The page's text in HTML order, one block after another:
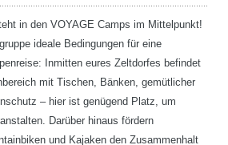
in den VOYAGE Camps im Mittelpunkt!
ideale Bedingungen für eine
Inmitten eures Zeltdorfes befindet
mit Tischen, Bänken, gemütlicher
– hier ist genügend Platz, um
Darüber hinaus fördern
und Kajaken den Zusammenhalt